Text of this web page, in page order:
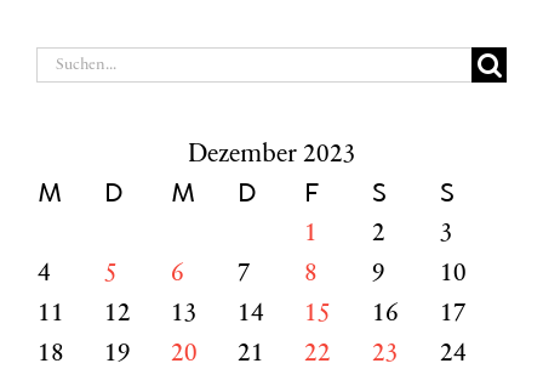
Suche
Dezember 2023
M D M D F S S
1 2
3
4
5 6 7 8 9
10
11
12 13 14 15 16
17
18
19 20 21 22 23
24